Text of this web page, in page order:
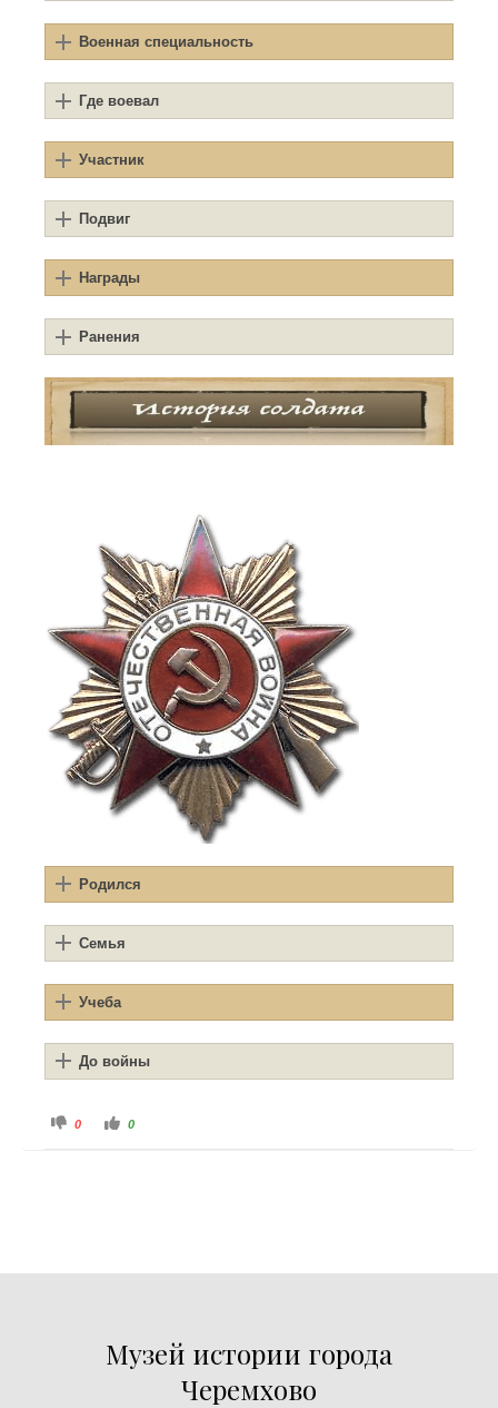
Военная специальность
Где воевал
Участник
Подвиг
Награды
Ранения
Родился
Семья
Учеба
До войны
Голосуйте - палец вниз.
0 Голосуйте - палец вверх.
0
Музей истории города
Черемхово